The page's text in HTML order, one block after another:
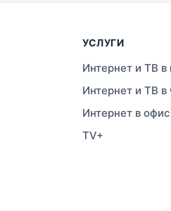
УСЛУГИ
Интернет и ТВ в
Интернет и ТВ
Интернет в офис
TV+